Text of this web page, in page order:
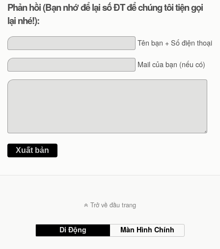
Phản hồi (Bạn nhớ để lại số ĐT để chúng tôi tiện gọi
lại nhé!):
Tên bạn + Số điện thoại
Mail của bạn (nếu có)
Xuất bản
Trở về đầu trang
Di Động Màn Hình Chính